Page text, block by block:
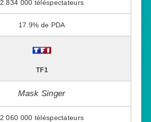
2 834 000
17.9%
TF1
Mask Singer
2 060 000